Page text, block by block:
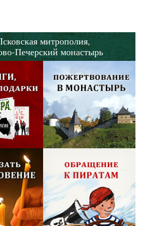
митрополия,
Печерский монастырь